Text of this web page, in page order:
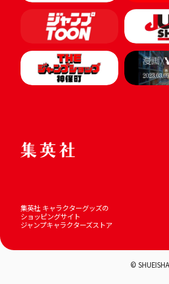
集英社 キャラクターグッズの
ショッピングサイト
ジャンプキャラクターズストア
©